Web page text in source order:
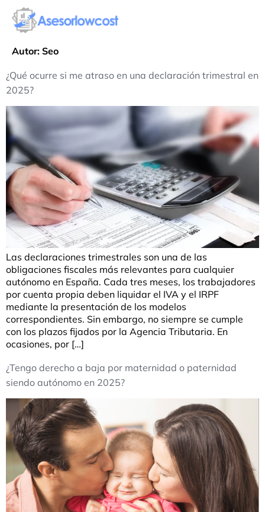
Autor: Seo
¿Qué ocurre si me atraso en una declaración trimestral en
2025?
Las declaraciones trimestrales son una de las
obligaciones fiscales más relevantes para cualquier
autónomo en España. Cada tres meses, los trabajadores
por cuenta propia deben liquidar el IVA y el IRPF
mediante la presentación de los modelos
correspondientes. Sin embargo, no siempre se cumple
con los plazos fijados por la Agencia Tributaria. En
ocasiones, por […]
¿Tengo derecho a baja por maternidad o paternidad
siendo autónomo en 2025?